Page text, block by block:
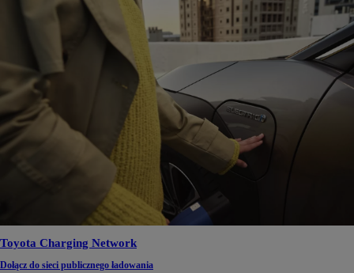
Toyota Charging Network
Dołącz do sieci publicznego ładowania